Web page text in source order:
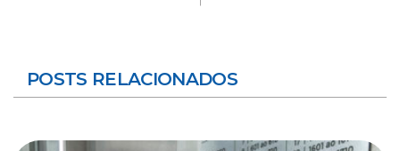
POSTS RELACIONADOS